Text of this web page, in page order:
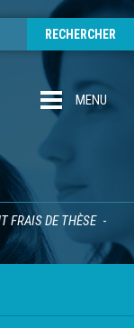
MENU
FRAIS DE THÈSE